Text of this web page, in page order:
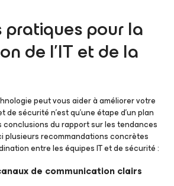
pour la
de l’IT et de la
peut vous aider à améliorer votre
sécurité n’est qu’une étape d’un plan
conclusions du rapport sur les tendances
plusieurs recommandations concrètes
entre les équipes IT et de sécurité :
de communication clairs